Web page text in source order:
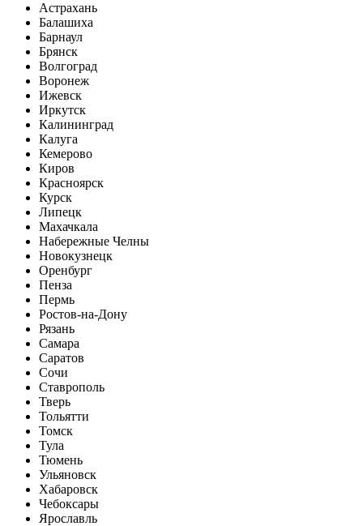
Астрахань
Балашиха
Барнаул
Брянск
Волгоград
Воронеж
Ижевск
Иркутск
Калининград
Калуга
Кемерово
Киров
Красноярск
Курск
Липецк
Махачкала
Набережные Челны
Новокузнецк
Оренбург
Пенза
Пермь
Ростов-на-Дону
Рязань
Самара
Саратов
Сочи
Ставрополь
Тверь
Тольятти
Томск
Тула
Тюмень
Ульяновск
Хабаровск
Чебоксары
Ярославль